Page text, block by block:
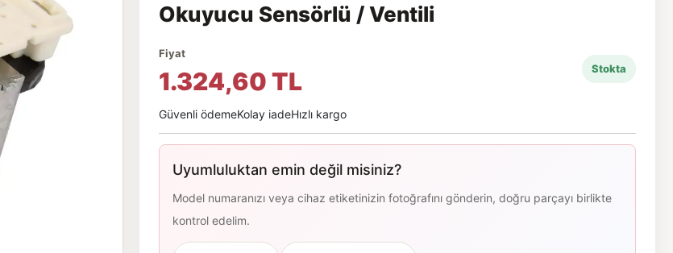
Okuyucu Sensörlü / Ventili
Fiyat
1.324,60 TL Stokta
Güvenli ödemeKolay iadeHızlı kargo
Uyumluluktan emin değil misiniz?
Model numaranızı veya cihaz etiketinizin fotoğrafını gönderin, doğru parçayı birlikte
kontrol edelim.